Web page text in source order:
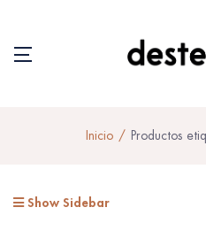
Inicio Productos
Show Sidebar